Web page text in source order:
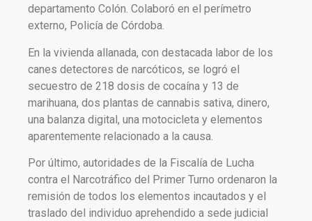
departamento Colón. Colaboró en el perímetro
externo, Policía de Córdoba.
En la vivienda allanada, con destacada labor de los
canes detectores de narcóticos, se logró el
secuestro de 218 dosis de cocaína y 13 de
marihuana, dos plantas de cannabis sativa, dinero,
una balanza digital, una motocicleta y elementos
aparentemente relacionado a la causa.
Por último, autoridades de la Fiscalía de Lucha
contra el Narcotráfico del Primer Turno ordenaron la
remisión de todos los elementos incautados y el
traslado del individuo aprehendido a sede judicial